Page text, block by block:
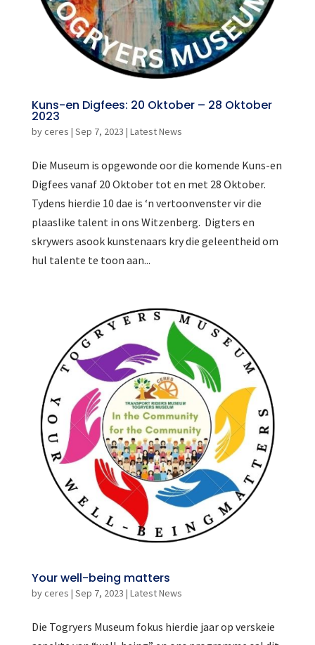
Kuns-en Digfees: 20 Oktober – 28 Oktober
2023
byceres | Sep 7, 2023 | Latest News
Die Museum is opgewonde oor die komende Kuns-en
Digfees vanaf 20 Oktober tot en met 28 Oktober.
Tydens hierdie 10 dae is ‘n vertoonvenster vir die
plaaslike talent in ons Witzenberg. Digters en
skrywers asook kunstenaars kry die geleentheid om
hul talente te toon aan...
Your well-being matters
byceres | Sep 7, 2023 | Latest News
Die Togryers Museum fokus hierdie jaar op verskeie